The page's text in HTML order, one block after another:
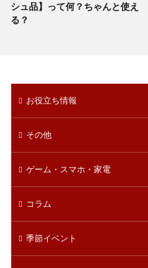
シュ品】って何？ちゃんと使え
る？
お役立ち情報
その他
ゲーム・スマホ・家電
コラム
季節イベント